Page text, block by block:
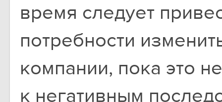
время следует
потребности
компании, пока это
к негативным